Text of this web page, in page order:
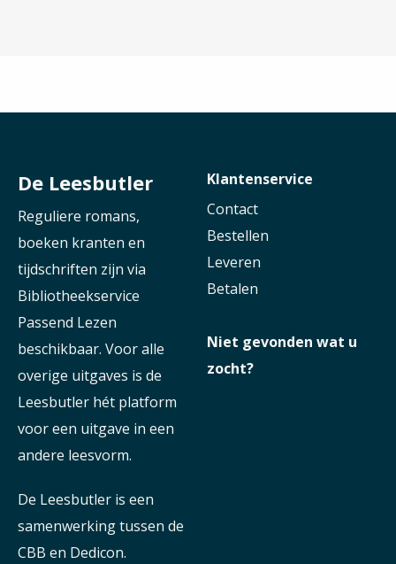
De Leesbutler
Reguliere romans,
boeken kranten en
tijdschriften zijn via
Bibliotheekservice
Passend Lezen
beschikbaar. Voor alle
overige uitgaves is de
Leesbutler hét platform
voor een uitgave in een
andere leesvorm.
De Leesbutler is een
samenwerking tussen de
CBB en Dedicon.
Klantenservice
Contact
Bestellen
Leveren
Betalen
Niet gevonden wat u
zocht?